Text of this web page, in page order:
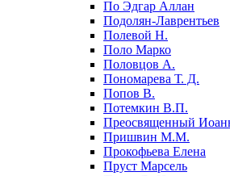
По Эдгар Аллан
Подолян-Лаврентьев
Полевой Н.
Поло Марко
Половцов А.
Пономарева Т. Д.
Попов В.
Потемкин В.П.
Преосвященный
Пришвин М.М.
Прокофьева Елена
Пруст Марсель